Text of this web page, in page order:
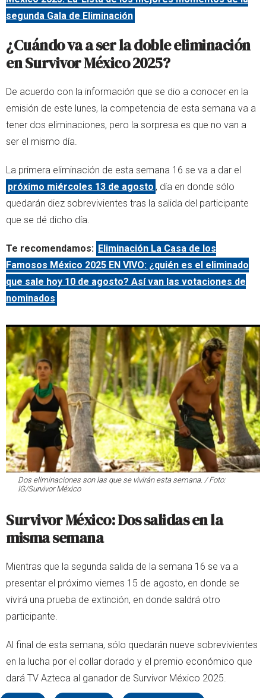
segunda Gala de Eliminación
¿Cuándo va a ser la doble eliminación
en Survivor México 2025?
De acuerdo con la información que se dio a conocer en la
emisión de este lunes, la competencia de esta semana va a
tener dos eliminaciones, pero la sorpresa es que no van a
ser el mismo día.
La primera eliminación de esta semana 16 se va a dar el
próximo miércoles 13 de agosto , día en donde sólo
quedarán diez sobrevivientes tras la salida del participante
que se dé dicho día.
Te recomendamos: Eliminación La Casa de los
Famosos México 2025 EN VIVO: ¿quién es el eliminado
que sale hoy 10 de agosto? Así van las votaciones de
nominados
Dos eliminaciones son las que se vivirán esta semana. / Foto:
IG/Survivor México
Survivor México: Dos salidas en la
misma semana
Mientras que la segunda salida de la semana 16 se va a
presentar el próximo viernes 15 de agosto, en donde se
vivirá una prueba de extinción, en donde saldrá otro
participante.
Al final de esta semana, sólo quedarán nueve sobrevivientes
en la lucha por el collar dorado y el premio económico que
dará TV Azteca al ganador de Survivor México 2025.